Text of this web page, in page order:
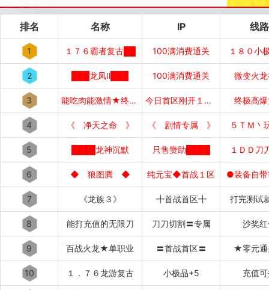
排名 名称 IP 线路
1 １７６霸者复古██ 100满消费通关 １８０小
2 ███龙凤Ⅱ███ 100满消费通关 微变火
3 能吃肉能激情★终极好打 今日首区刚开１秒１秒███ 终极高
4 《 净天之命 》 《 剧情专属 》 ５ＴＭ丶
5 ████龙神沉默 只售赞助████ １ＤＤ刀
6 ◆ 狼图腾 ◆ 纯元宝◆首战１区 ●装备自
7 《龙族３》 ╋首战首区╋ 打完测试
8 能打充值的无限刀 刀刀切割〓专属 沙奖
9 百战火龙★单职业 〓首战首区〓 ★零元
10 １．７６龙游复古 小极品+5 充值